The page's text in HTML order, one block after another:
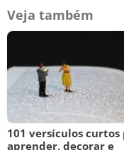
Veja também
101 versículos curtos
aprender, decorar e